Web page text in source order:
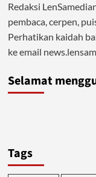
Redaksi
pembaca, cerpen,
Perhatikan kaidah
ke email
Selamat
Tags